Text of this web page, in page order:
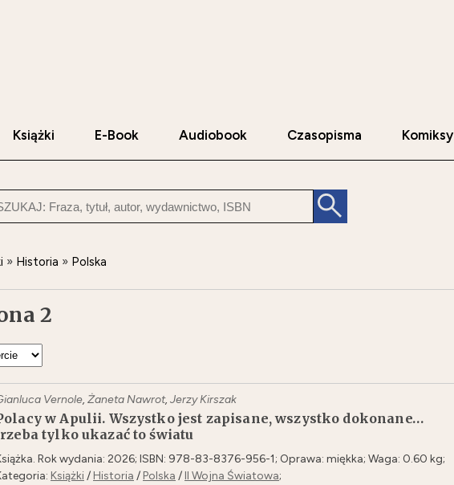
Książki E-Book Audiobook Czasopisma Komiksy
» Historia » Polska
2
Vernole, Żaneta Nawrot, Jerzy Kirszak
w Apulii. Wszystko jest zapisane, wszystko dokonane…
tylko ukazać to światu
Rok wydania: 2026; ISBN: 978-83-8376-956-1; Oprawa: miękka; Waga: 0.60 kg;
Książki/ Historia / Polska / II Wojna Światowa;